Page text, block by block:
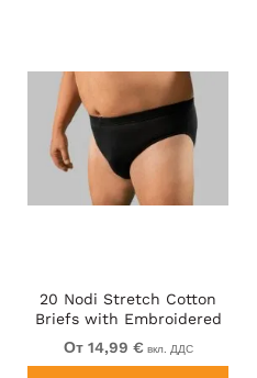
20 Nodi Stretch Cotton
Briefs with Embroidered
Side Label Black
От 14,99 € вкл. ДДС